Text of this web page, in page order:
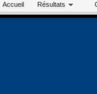
Accueil Résultats